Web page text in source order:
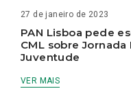
27 de janeiro de 2023
PAN Lisboa pede
CML sobre
Juventude
VER MAIS